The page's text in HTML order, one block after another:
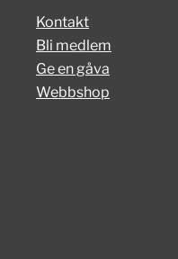
Kontakt
Bli medlem
Ge en gåva
Webbshop